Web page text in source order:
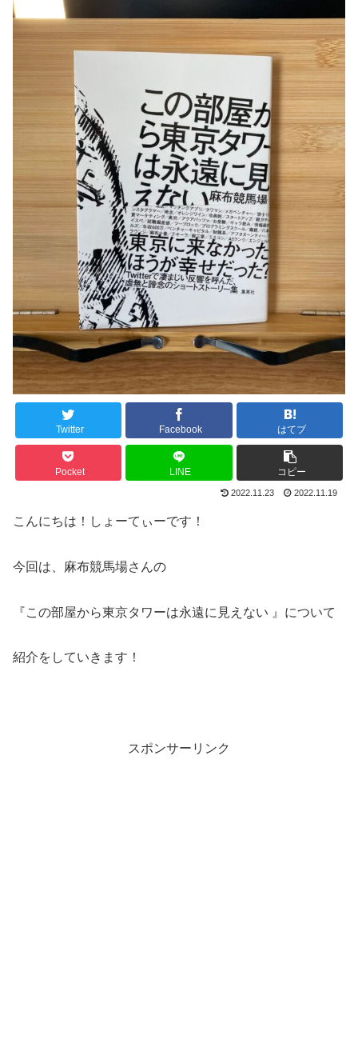
Twitter Facebook はてブ
Pocket LINE コピー
2022.11.23 2022.11.19
こんにちは！しょーてぃーです！
今回は、麻布競馬場さんの
『この部屋から東京タワーは永遠に見えない 』について
紹介をしていきます！
スポンサーリンク